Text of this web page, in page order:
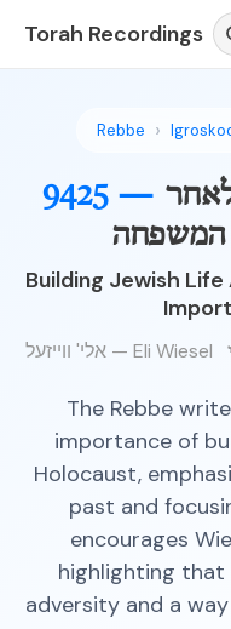
Torah Recordings
Rebbe
9425 — לאחר
המשפחה
Building Jewish
אלי' ווייזעל — Eli Wiesel
The Rebbe
importance of
Holocaust,
past and
encourages
highlighting
adversity and a